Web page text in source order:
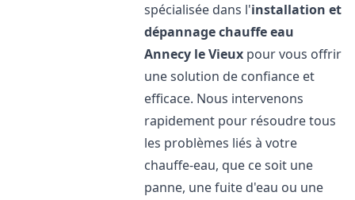
spécialisée dans l'installation et
dépannage chauffe eau
Annecy le Vieux pour vous offrir
une solution de confiance et
efficace. Nous intervenons
rapidement pour résoudre tous
les problèmes liés à votre
chauffe-eau, que ce soit une
panne, une fuite d'eau ou une